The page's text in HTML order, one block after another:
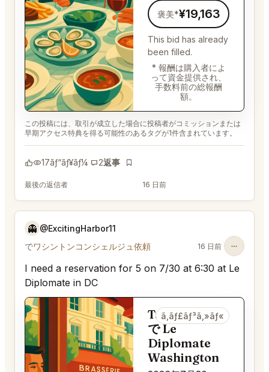
褒美*¥19,163
This bid has already
been filled.
* 報酬は購入者によ
って資金提供され、
手数料前の総報酬
額。
この投稿には、取引が成立した場合に投稿者がコミッションまたは
早期アクセス特典を得る可能性のあるタグが1件含まれています。
17ãƒ“ãƒ¥ãƒ¼ 2返事
ãƒ–ãƒƒã‚¯ãƒžãƒ¼ã‚¯
最後の返信者 16 日前
👻 @ExcitingHarbor11
でワシントンコンシェルジュ依頼 16 日前
I need a reservation for 5 on 7/30 at 6:30 at Le
Diplomate in DC
Table for 5
で Le
Diplomate
Washington
ã‚­ãƒ£ãƒ³ã‚»ãƒ«